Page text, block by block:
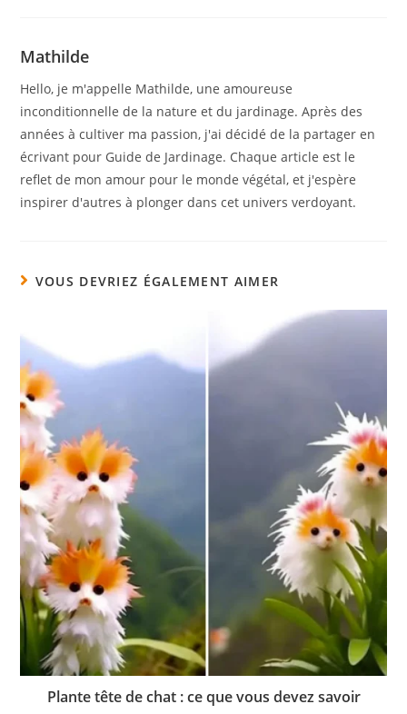
Mathilde
Hello, je m'appelle Mathilde, une amoureuse
inconditionnelle de la nature et du jardinage. Après des
années à cultiver ma passion, j'ai décidé de la partager en
écrivant pour Guide de Jardinage. Chaque article est le
reflet de mon amour pour le monde végétal, et j'espère
inspirer d'autres à plonger dans cet univers verdoyant.
VOUS DEVRIEZ ÉGALEMENT AIMER
Plante tête de chat : ce que vous devez savoir